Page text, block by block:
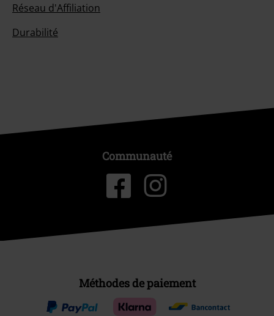
Réseau d'Affiliation
Durabilité
Communauté
Méthodes de paiement